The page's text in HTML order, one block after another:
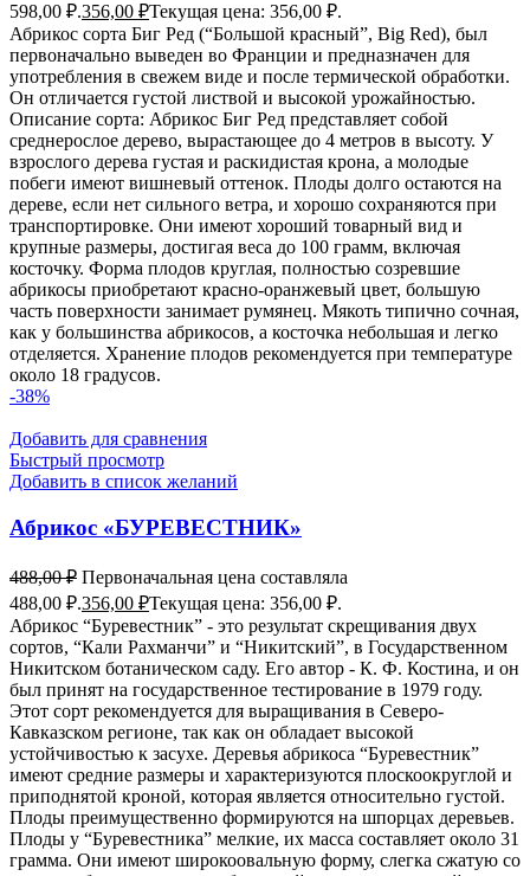
598,00 ₽.356,00 ₽Текущая цена: 356,00 ₽.
Абрикос сорта Биг Ред (“Большой красный”, Big Red), был
первоначально выведен во Франции и предназначен для
употребления в свежем виде и после термической обработки.
Он отличается густой листвой и высокой урожайностью.
Описание сорта: Абрикос Биг Ред представляет собой
среднерослое дерево, вырастающее до 4 метров в высоту. У
взрослого дерева густая и раскидистая крона, а молодые
побеги имеют вишневый оттенок. Плоды долго остаются на
дереве, если нет сильного ветра, и хорошо сохраняются при
транспортировке. Они имеют хороший товарный вид и
крупные размеры, достигая веса до 100 грамм, включая
косточку. Форма плодов круглая, полностью созревшие
абрикосы приобретают красно-оранжевый цвет, большую
часть поверхности занимает румянец. Мякоть типично сочная,
как у большинства абрикосов, а косточка небольшая и легко
отделяется. Хранение плодов рекомендуется при температуре
около 18 градусов.
-38%
Добавить для сравнения
Быстрый просмотр
Добавить в список желаний
Абрикос «БУРЕВЕСТНИК»
488,00₽ Первоначальная цена составляла
488,00 ₽.356,00 ₽Текущая цена: 356,00 ₽.
Абрикос “Буревестник” - это результат скрещивания двух
сортов, “Кали Рахманчи” и “Никитский”, в Государственном
Никитском ботаническом саду. Его автор - К. Ф. Костина, и он
был принят на государственное тестирование в 1979 году.
Этот сорт рекомендуется для выращивания в Северо-
Кавказском регионе, так как он обладает высокой
устойчивостью к засухе. Деревья абрикоса “Буревестник”
имеют средние размеры и характеризуются плоскоокруглой и
приподнятой кроной, которая является относительно густой.
Плоды преимущественно формируются на шпорцах деревьев.
Плоды у “Буревестника” мелкие, их масса составляет около 31
грамма. Они имеют широкоовальную форму, слегка сжатую со